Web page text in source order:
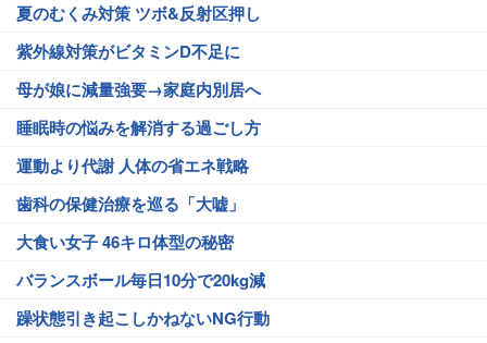
夏のむくみ対策 ツボ&反射区押し
紫外線対策がビタミンD不足に
母が娘に減量強要→家庭内別居へ
睡眠時の悩みを解消する過ごし方
運動より代謝 人体の省エネ戦略
歯科の保健治療を巡る「大嘘」
大食い女子 46キロ体型の秘密
バランスボール毎日10分で20kg減
躁状態引き起こしかねないNG行動